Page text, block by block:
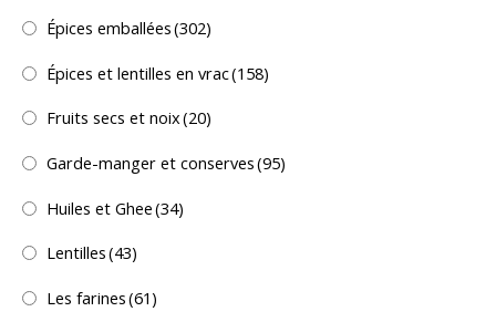
Épices emballées(302)
Épices et lentilles en vrac(158)
Fruits secs et noix(20)
Garde-manger et conserves(95)
Huiles et Ghee(34)
Lentilles(43)
Les farines(61)